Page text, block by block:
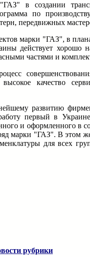
в создании
по
передвижных
марки "ГАЗ", в
действует хорошо
частями и
качество
развитию
первый в
и оформленного в
марки "ГАЗ". В этом
для всех
рубрики